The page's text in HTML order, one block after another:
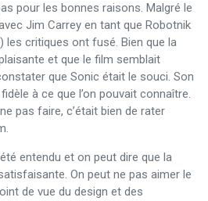
pour les bonnes raisons. Malgré le
Jim Carrey en tant que Robotnik
les critiques ont fusé. Bien que la
et que le film semblait
que Sonic était le souci. Son
à ce que l’on pouvait connaître.
pas faire, c’était bien de rater
entendu et on peut dire que la
On peut ne pas aimer le
de vue du design et des